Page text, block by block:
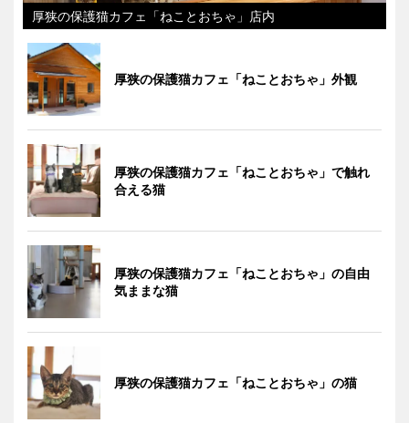
厚狭の保護猫カフェ「ねことおちゃ」店内
厚狭の保護猫カフェ「ねことおちゃ」外観
厚狭の保護猫カフェ「ねことおちゃ」で触れ
合える猫
厚狭の保護猫カフェ「ねことおちゃ」の自由
気ままな猫
厚狭の保護猫カフェ「ねことおちゃ」の猫